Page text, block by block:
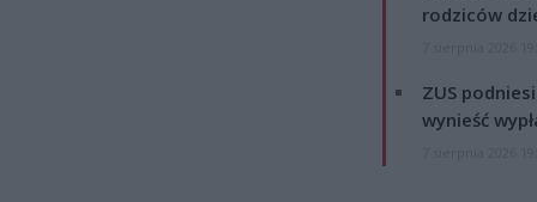
rodziców
ZUS
wynieść